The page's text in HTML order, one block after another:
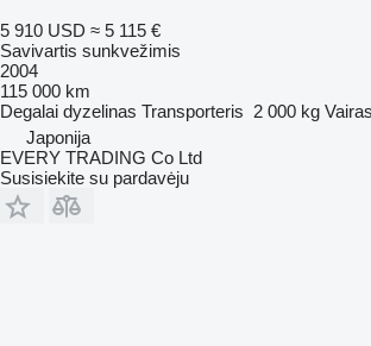
5 910 USD ≈ 5 115 €
Savivartis sunkvežimis
2004
115 000 km
Degalai dyzelinas Transporteris 2 000 kg
Japonija
EVERY TRADING Co Ltd
Susisiekite su pardavėju